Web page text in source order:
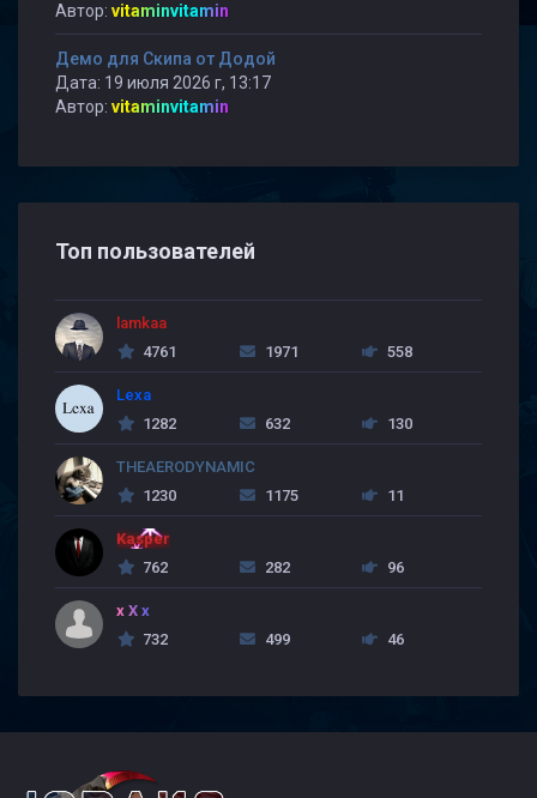
Автор: vitaminvitamin
Демо для Скипа от Додой
Дата: 19 июля 2026 г, 13:17
Автор: vitaminvitamin
Топ пользователей
lamkaa
4761
1971 558
Lexa
1282
632 130
THEAERODYNAMIC
1230
1175 11
Kasper
762
282 96
x X x
732
499 46